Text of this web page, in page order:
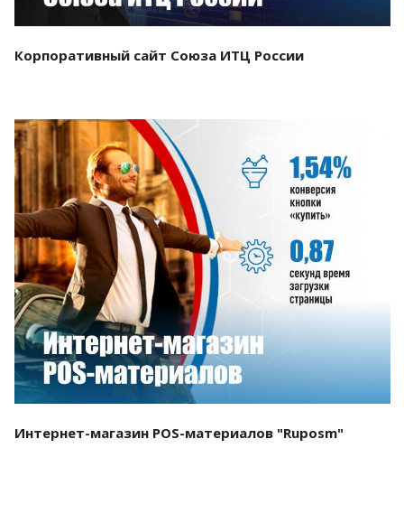
Корпоративный сайт Союза ИТЦ России
Смотреть проект
Интернет-магазин POS-материалов "Ruposm"